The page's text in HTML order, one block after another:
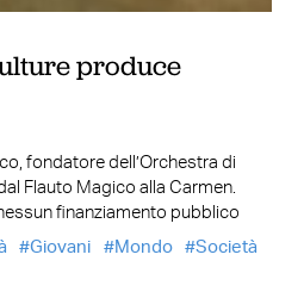
produce
fondatore dell’Orchestra di
Flauto Magico alla Carmen.
finanziamento pubblico
Giovani Mondo
Società